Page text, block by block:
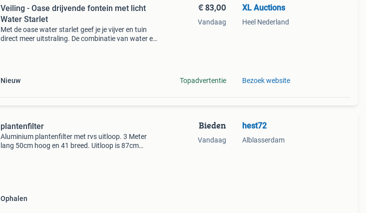
Veiling - Oase drijvende fontein met licht
Water Starlet
Met de oase water starlet geef je je vijver en tuin
direct meer uitstraling. De combinatie van water en
Nieuw
€ 83,00
Vandaag
Topadvertentie
XL Auctions
Heel Nederland
Bezoek website
plantenfilter
Aluminium plantenfilter met rvs uitloop. 3 Meter
lang 50cm hoog en 41 breed. Uitloop is 87cm
Ophalen
Bieden
Vandaag
hest72
Alblasserdam